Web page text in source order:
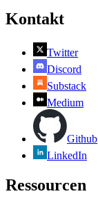
Kontakt
Twitter
Discord
Substack
Medium
Github
LinkedIn
Ressourcen